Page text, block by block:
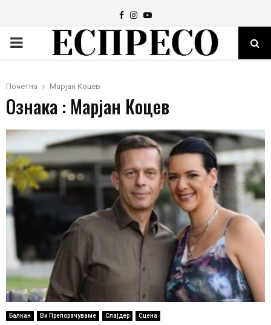
Facebook
Instagram
Youtube
PRIMARY
Почетна Марјан Коцев
Ознака : Марјан Коцев
Балкан Ви Препорачуваме Слајдер Сцена